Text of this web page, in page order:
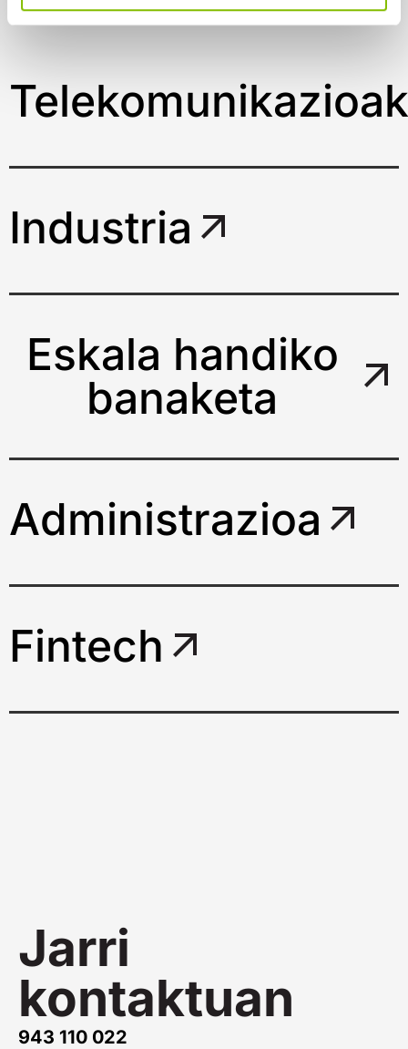
Telekomunikazioak
Industria
Eskala handiko
banaketa
Administrazioa
Fintech
Jarri
kontaktuan
943 110 022